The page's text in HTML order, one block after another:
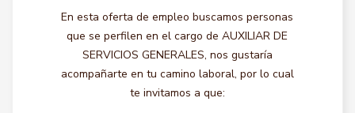
En esta oferta de empleo buscamos personas
que se perfilen en el cargo de AUXILIAR DE
SERVICIOS GENERALES, nos gustaría
acompañarte en tu camino laboral, por lo cual
te invitamos a que: